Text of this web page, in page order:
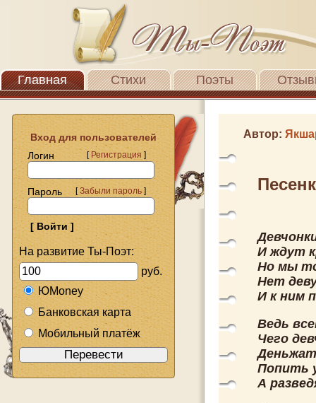
Главная Стихи Поэты
Вход для пользователей
Логин
[Регистрация]
Пароль [Забыли пароль]
На развитие Ты-Поэт:
руб.
ЮMoney
Банковская карта
Мобильный платёж
Автор:
И ждут
Но мы
Нет
И к ним
Ведь
Чего
Попить
А